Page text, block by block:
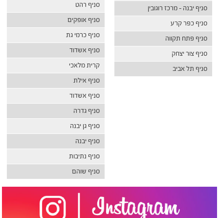
סניף יבנה – מרכז רוגובין
סניף כפר קרע
סניף פתח תקווה
סניף צור יצחק
סניף תל אביב
סניף רהט
סניף אופקים
סניף כרמי גת
סניף אשדוד
קרית מלאכי
סניף אילת
סניף אשדוד
סניף גדרה
סניף גן יבנה
סניף יבנה
סניף נתיבות
סניף שוהם